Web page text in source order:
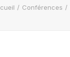
Conférences